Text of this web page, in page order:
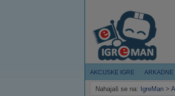
AKCIJSKE IGRE ARKADNE
Nahajaš se na: IgreMan >